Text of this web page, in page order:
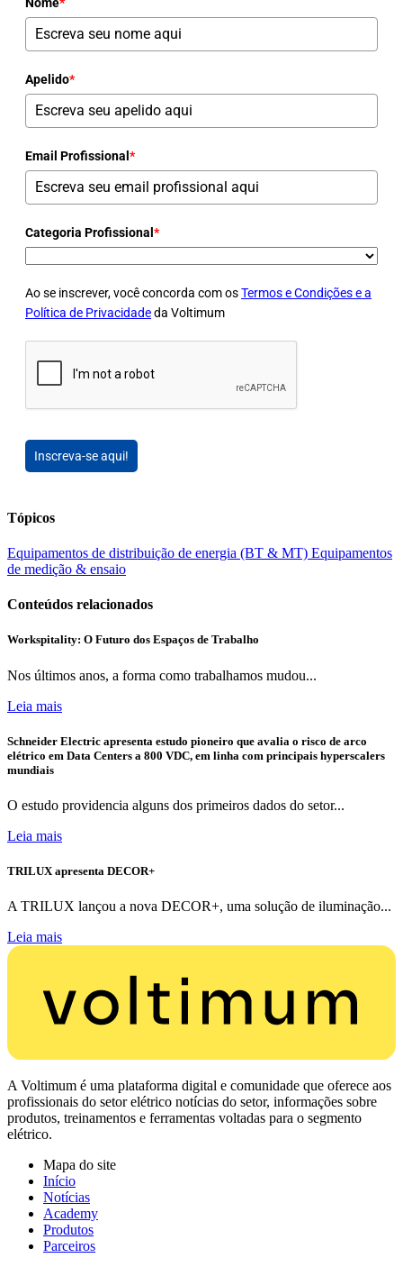
Nome*
Apelido*
Email Profissional *
Categoria Profissional *
Ao se inscrever, você concorda com osTermos e Condições e a
Política de Privacidadeda Voltimum
Inscreva-se aqui!
Tópicos
Equipamentos de distribuição de energia (BT & MT) Equipamentos
de medição & ensaio
Conteúdos relacionados
Workspitality: O Futuro dos Espaços de Trabalho
Nos últimos anos, a forma como trabalhamos mudou...
Leia mais
Schneider Electric apresenta estudo pioneiro que avalia o risco de arco
elétrico em Data Centers a 800 VDC, em linha com principais hyperscalers
mundiais
O estudo providencia alguns dos primeiros dados do setor...
Leia mais
TRILUX apresenta DECOR+
A TRILUX lançou a nova DECOR+, uma solução de iluminação...
Leia mais
A Voltimum é uma plataforma digital e comunidade que oferece aos
profissionais do setor elétrico notícias do setor, informações sobre
produtos, treinamentos e ferramentas voltadas para o segmento
elétrico.
Mapa do site
Início
Notícias
Academy
Produtos
Parceiros